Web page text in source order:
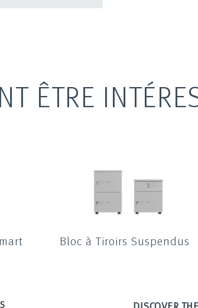
ÊTRE
Bloc à Tiroirs Suspendus